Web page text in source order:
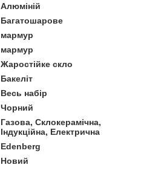
Алюміній
Багатошарове
мармур
мармур
Жаростійке скло
Бакеліт
Весь набір
Чорний
Газова, Склокерамічна,
Індукційна, Електрична
Edenberg
Новий